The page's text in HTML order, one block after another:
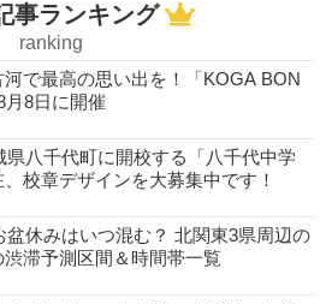
事ランキング
ranking
河で最高の思い出を！「KOGA BON
月8日に開催
県八千代町に開校する「八千代中学
校章デザインを大募集中です！
盆休みはいつ混む？ 北関東3県周辺の
滞予測区間＆時間帯一覧